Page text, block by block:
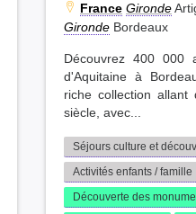
France Gironde
Gironde Bordeaux
Découvrez 400 000
d'Aquitaine à
riche collection
siècle, avec...
Séjours culture et
Activités enfants / famille
Découverte des